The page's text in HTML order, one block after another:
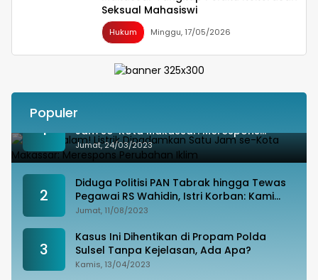
Seksual Mahasiswi
Hukum Minggu, 17/05/2026
Populer
1
Besok Malam! Listrik Dipadamkan Satu
Jam se-Kota Makassar: Merespons
Perubahan Iklim
Jumat, 24/03/2023
2
Diduga Politisi PAN Tabrak hingga Tewas
Pegawai RS Wahidin, Istri Korban: Kami
Tak Terima
Jumat, 11/08/2023
3
Kasus Ini Dihentikan di Propam Polda
Sulsel Tanpa Kejelasan, Ada Apa?
Kamis, 13/04/2023